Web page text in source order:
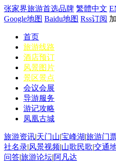
张家界旅游首选品牌 繁體中文
Google地图 Baidu地图 Rss订阅
首页
旅游线路
酒店预订
风景图片
景区景点
会议会展
导游服务
游记攻略
凤凰古城
旅游资讯|天门山|宝峰湖|旅游门
社名录|风景视频|山歌民歌|交通
问答|旅游论坛|阿凡达